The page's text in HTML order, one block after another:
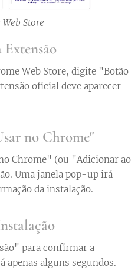
Store
Extensão
Web Store, digite "Botão
oficial deve aparecer
no Chrome"
Chrome" (ou "Adicionar ao
Uma janela pop-up irá
da instalação.
para confirmar a
apenas alguns segundos.